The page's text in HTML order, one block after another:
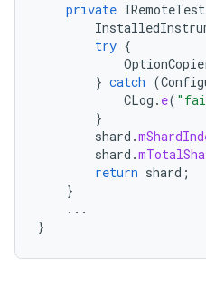
private IRemoteTest
try {
} catch (
CLog . e(
}
shard .
shard .
return shard ;
}
...
}